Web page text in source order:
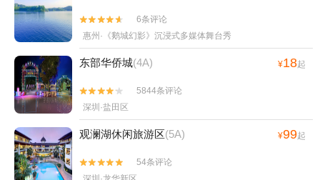


6条评论
惠州·《鹅城幻影》沉浸式多媒体舞台秀
东部华侨城(4A) ¥18起


5844条评论
深圳·盐田区
观澜湖休闲旅游区(5A) ¥99起


54条评论